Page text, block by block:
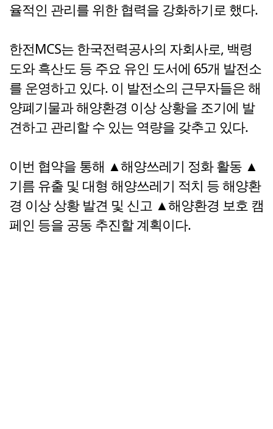
율적인 관리를 위한 협력을 강화하기로 했다.
한전MCS는 한국전력공사의 자회사로, 백령
도와 흑산도 등 주요 유인 도서에 65개 발전소
를 운영하고 있다. 이 발전소의 근무자들은 해
양폐기물과 해양환경 이상 상황을 조기에 발
견하고 관리할 수 있는 역량을 갖추고 있다.
이번 협약을 통해 ▲해양쓰레기 정화 활동 ▲
기름 유출 및 대형 해양쓰레기 적치 등 해양환
경 이상 상황 발견 및 신고 ▲해양환경 보호 캠
페인 등을 공동 추진할 계획이다.